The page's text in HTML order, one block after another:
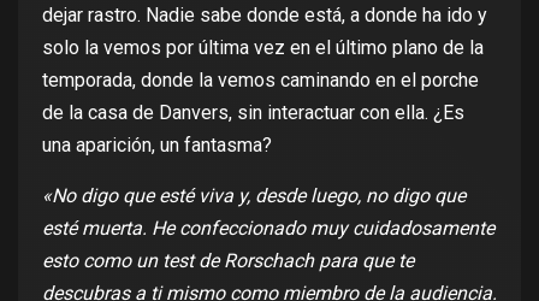
dejar rastro. Nadie sabe donde está, a donde ha ido y
solo la vemos por última vez en el último plano de la
temporada, donde la vemos caminando en el porche
de la casa de Danvers, sin interactuar con ella. ¿Es
una aparición, un fantasma?
«No digo que esté viva y, desde luego, no digo que
esté muerta. He confeccionado muy cuidadosamente
esto como un test de Rorschach para que te
descubras a ti mismo como miembro de la audiencia.